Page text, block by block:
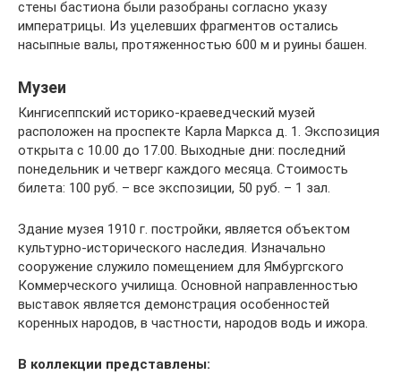
стены бастиона были разобраны согласно указу
императрицы. Из уцелевших фрагментов остались
насыпные валы, протяженностью 600 м и руины башен.
Музеи
Кингисеппский историко-краеведческий музей
расположен на проспекте Карла Маркса д. 1. Экспозиция
открыта с 10.00 до 17.00. Выходные дни: последний
понедельник и четверг каждого месяца. Стоимость
билета: 100 руб. – все экспозиции, 50 руб. – 1 зал.
Здание музея 1910 г. постройки, является объектом
культурно-исторического наследия. Изначально
сооружение служило помещением для Ямбургского
Коммерческого училища. Основной направленностью
выставок является демонстрация особенностей
коренных народов, в частности, народов водь и ижора.
В коллекции представлены: